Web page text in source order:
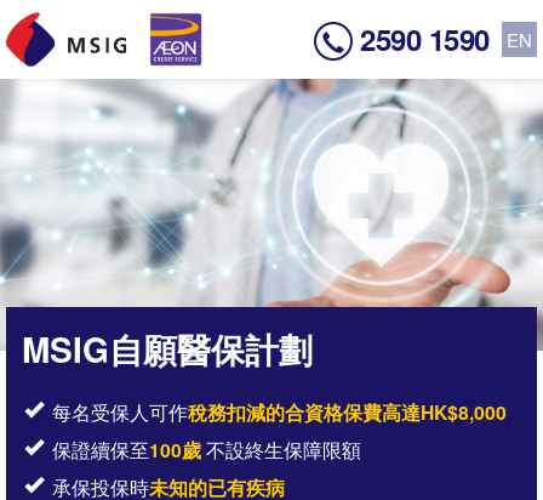
EN
2590 1590
MSIG自願醫保計劃
每名受保人可作稅務扣減的合資格保費高達HK$8,000
保證續保至100歲不設終生保障限額
承保投保時未知的已有疾病